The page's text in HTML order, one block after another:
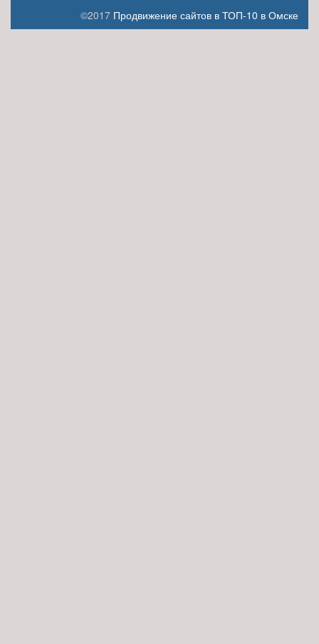
©2017 Продвижение сайтов в ТОП-10 в Омске